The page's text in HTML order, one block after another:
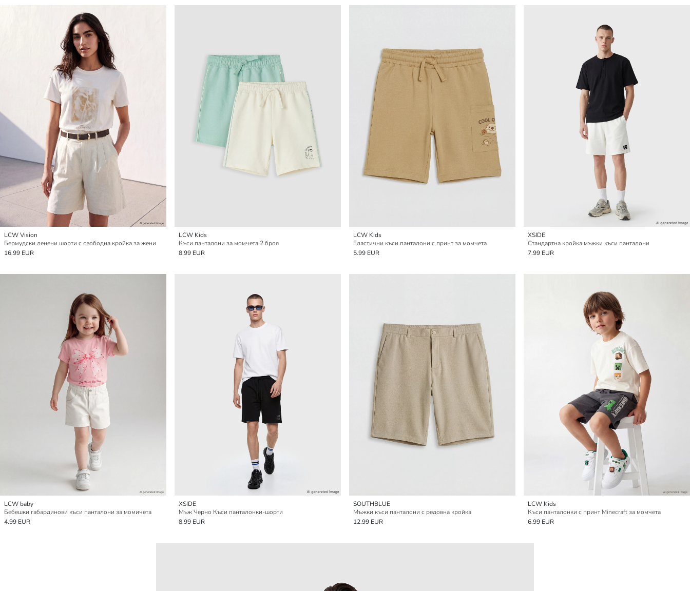
LCW Vision
Бермудски ленени шорти с свободна кройка за жени
16.99 EUR
LCW Kids
Къси панталони за момчета 2 броя
8.99 EUR
LCW Kids
Еластични къси панталони с принт за момчета
5.99 EUR
XSIDE
Стандартна кройка мъжки къси панталони
7.99 EUR
LCW baby
Бебешки габардинови къси панталони за момичета
4.99 EUR
XSIDE
Мъж Черно Къси панталонки-шорти
8.99 EUR
SOUTHBLUE
Мъжки къси панталони с редовна кройка
12.99 EUR
LCW Kids
Къси панталонки с принт Minecraft за момчета
6.99 EUR